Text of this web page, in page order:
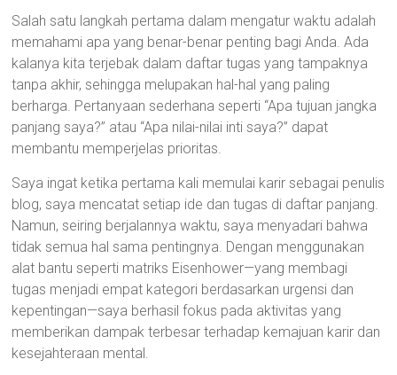
Salah satu langkah pertama dalam mengatur waktu adalah
memahami apa yang benar-benar penting bagi Anda. Ada
kalanya kita terjebak dalam daftar tugas yang tampaknya
tanpa akhir, sehingga melupakan hal-hal yang paling
berharga. Pertanyaan sederhana seperti “Apa tujuan jangka
panjang saya?” atau “Apa nilai-nilai inti saya?” dapat
membantu memperjelas prioritas.
Saya ingat ketika pertama kali memulai karir sebagai penulis
blog, saya mencatat setiap ide dan tugas di daftar panjang.
Namun, seiring berjalannya waktu, saya menyadari bahwa
tidak semua hal sama pentingnya. Dengan menggunakan
alat bantu seperti matriks Eisenhower—yang membagi
tugas menjadi empat kategori berdasarkan urgensi dan
kepentingan—saya berhasil fokus pada aktivitas yang
memberikan dampak terbesar terhadap kemajuan karir dan
kesejahteraan mental.